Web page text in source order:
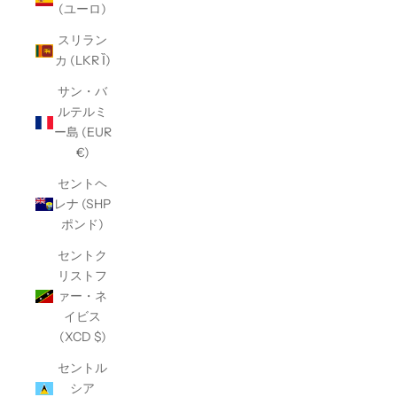
(ユーロ)
スリラン
カ (LKR Ȉ)
サン・バ
ルテルミ
ー島 (EUR
€)
セントヘ
レナ (SHP
ポンド)
セントク
リストフ
ァー・ネ
イビス
(XCD $)
セントル
シア